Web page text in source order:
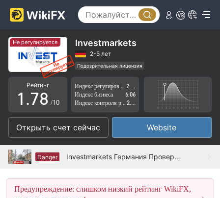
Не регулируется Investmarkets
2-5 лет
Подозрительная лицензия
Регион деятельности подозрителен
Высокие потенциальные риски
Рейтинг
0
1
2
3
4
5
.
3
4
5
6
7
8
9
4
5
6
7
8
9
/10
Индекс бизнеса
6.06
Открыть счет сейчас Website
Danger Investmarkets Германия Проверено: Физическое присутствие не обнаружено
Предупреждение: слишком низкий рейтинг WikiFX,